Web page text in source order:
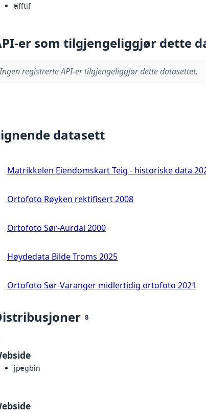
tifftif
er som tilgjengeliggjør dette
Ingen registrerte API-er tilgjengeliggjør dette datasettet.
datasett
Matrikkelen Eiendomskart Teig - historiske data
Ortofoto Røyken rektifisert 2008
Ortofoto Sør-Aurdal 2000
Høydedata Bilde Troms 2025
Ortofoto Sør-Varanger midlertidig ortofoto 2021
8
jpegbin